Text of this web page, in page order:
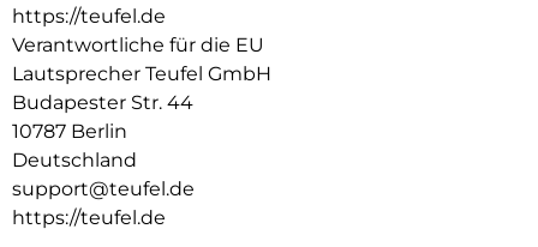
Perfekte Telefonate dank Mikrofone mit speziellem
Algorithmus geeignet auch für MS Teams, Zoom, Google
Meet, Facetime, Google und Siri, Laufzeiten von über 56
Stunden ohne ANC, über 44 Stunden mit ANC
Mimi Sound Personalisierung für einen Ausgleich von
Hörverlusten, ShareMe-Funktion: zwei REAL BLUE PRO
kabellos mit einem Smartphone verbinden, Multipoint-
Funktion: Smartphone und Laptop mit einem Kopfhörer
verbinden
https://teufel.de
Verantwortliche für die EU
Lautsprecher Teufel GmbH
Budapester Str. 44
10787 Berlin
Deutschland
support@teufel.de
https://teufel.de